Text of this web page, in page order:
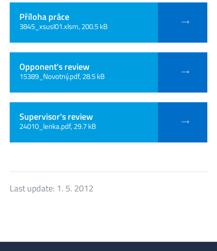
Příloha práce
3845_xsusl01.xlsm, 200.5 kB
Opponent's review
15389_Novotný.pdf, 28.5 kB
Supervisor's review
24010_lenka.pdf, 29.7 kB
Last update: 1. 5. 2012